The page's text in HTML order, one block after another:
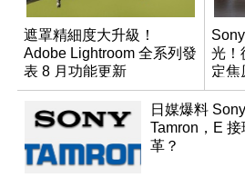
遮罩精細度大升級！
Adobe Lightroom 全系列發
表 8 月功能更新
光！
定焦
日媒爆料
Tamron，E
革？